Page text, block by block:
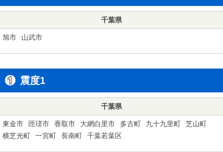
千葉県
旭市 山武市
震度1
千葉県
東金市 匝瑳市 香取市 大網白里市 多古町 九十九里町
芝山町
横芝光町
一宮町 長南町 千葉若葉区